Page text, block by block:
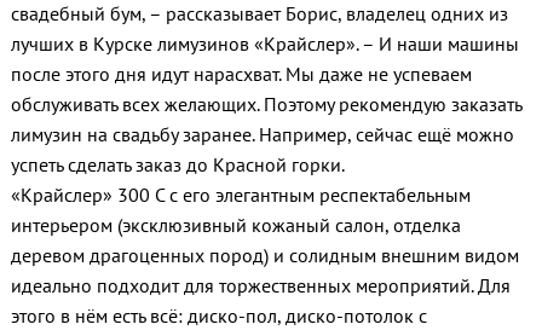
свадебный бум, – рассказывает Борис, владелец одних из
лучших в Курске лимузинов «Крайслер». – И наши машины
после этого дня идут нарасхват. Мы даже не успеваем
обслуживать всех желающих. Поэтому рекомендую заказать
лимузин на свадьбу заранее. Например, сейчас ещё можно
успеть сделать заказ до Красной горки.
«Крайслер» 300 С с его элегантным респектабельным
интерьером (эксклюзивный кожаный салон, отделка
деревом драгоценных пород) и солидным внешним видом
идеально подходит для торжественных мероприятий. Для
этого в нём есть всё: диско-пол, диско-потолок с